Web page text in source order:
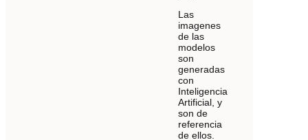
Las
imagenes
de las
modelos
son
generadas
con
Inteligencia
Artificial, y
son de
referencia
de ellos.